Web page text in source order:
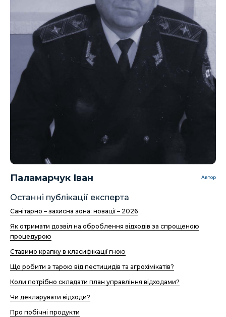
Паламарчук Іван Автор
Останні публікації експерта
Санітарно – захисна зона: новації – 2026
Як отримати дозвіл на оброблення відходів за спрощеною
процедурою
Ставимо крапку в класифікації гною
Що робити з тарою від пестицидів та агрохімікатів?
Коли потрібно складати план управління відходами?
Чи декларувати відходи?
Про побічні продукти